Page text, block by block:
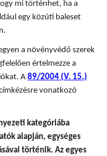
mi történhet, ha a
egy közúti baleset
a növényvédő szerek
értelmezze a
A 89/2004 (V. 15.)
vonatkozó
kategóriába
alapján, egységes
történik. Az egyes